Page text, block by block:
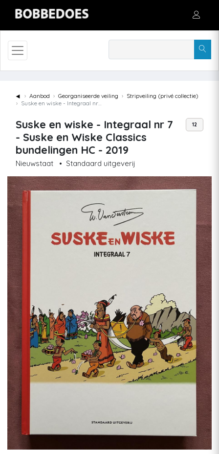
◄ Aanbod Georganiseerde veiling
Stripveiling (privé collectie)
Suske en wiske - Integraal nr 7 - Suske en Wiske Classics bundelingen HC - 2019
Suske en wiske - Integraal nr 7
- Suske en Wiske Classics
bundelingen HC - 2019
Nieuwstaat • Standaard uitgeverij
12